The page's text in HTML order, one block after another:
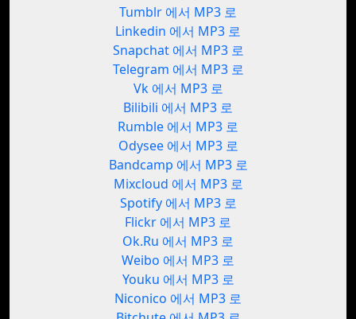
Tumblr 에서 MP3 로
Linkedin 에서 MP3 로
Snapchat 에서 MP3 로
Telegram 에서 MP3 로
Vk 에서 MP3 로
Bilibili 에서 MP3 로
Rumble 에서 MP3 로
Odysee 에서 MP3 로
Bandcamp 에서 MP3 로
Mixcloud 에서 MP3 로
Spotify 에서 MP3 로
Flickr 에서 MP3 로
Ok.Ru 에서 MP3 로
Weibo 에서 MP3 로
Youku 에서 MP3 로
Niconico 에서 MP3 로